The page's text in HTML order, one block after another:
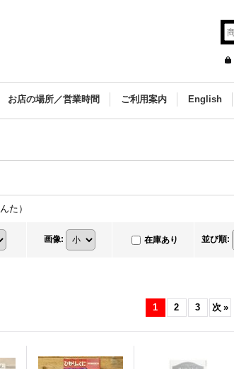
お店の場所／営業時間 ご利用案内 English
た）
画像: 在庫あり 並び順:
1 2 3 次 »